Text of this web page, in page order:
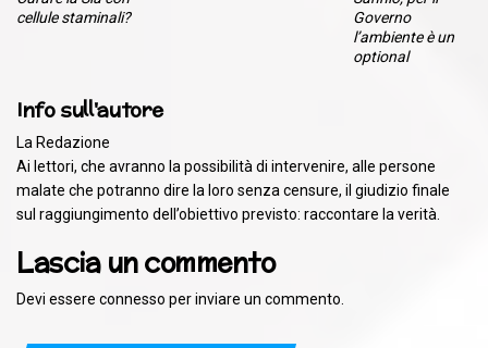
cellule staminali?
Governo
l’ambiente è un
optional
Info sull'autore
La Redazione
Ai lettori, che avranno la possibilità di intervenire, alle persone
malate che potranno dire la loro senza censure, il giudizio finale
sul raggiungimento dell’obiettivo previsto: raccontare la verità.
Lascia un commento
Devi essere connesso per inviare un commento.